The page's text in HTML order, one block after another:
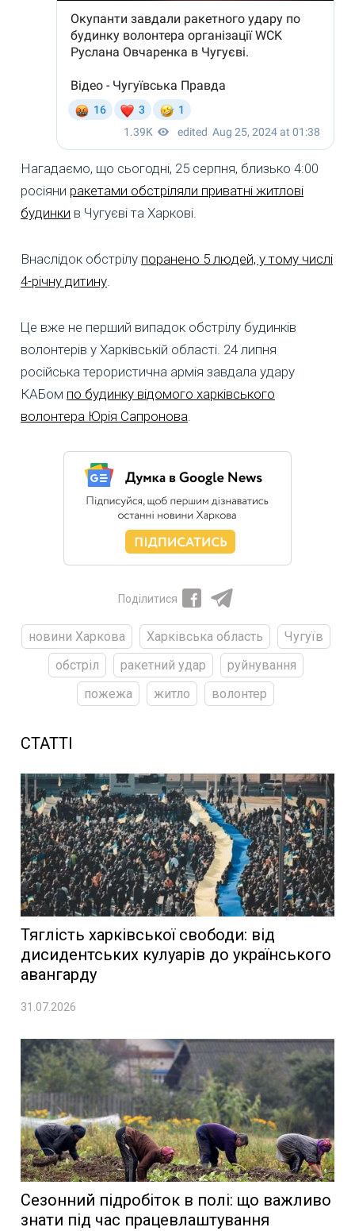
Нагадаємо, що сьогодні, 25 серпня, близько 4:00
росіяни ракетами обстріляли приватні житлові
будинки в Чугуєві та Харкові.
Внаслідок обстрілу поранено 5 людей, у тому числі
4-річну дитину.
Це вже не перший випадок обстрілу будинків
волонтерів у Харківській області. 24 липня
російська терористична армія завдала удару
КАБом по будинку відомого харківського
волонтера Юрія Сапронова.
Поділитися
новини Харкова Харківська область
Чугуїв
обстріл
ракетний удар
руйнування
пожежа
житло волонтер
СТАТТІ
Тяглість харківської свободи: від
дисидентських кулуарів до українського
авангарду
31.07.2026
Сезонний підробіток в полі: що важливо
знати під час працевлаштування